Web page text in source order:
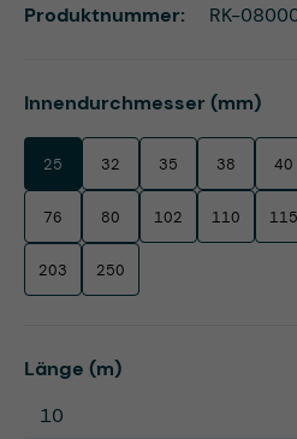
Innendurchmesser (mm)
25 32 35 38 40
76 80 102 110 115
203 250
Länge (m)auswählen
Produktnummer: RK-